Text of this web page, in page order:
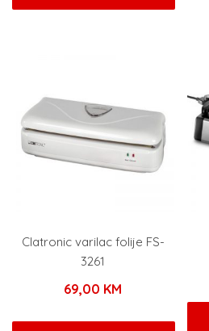
Clatronic varilac folije FS-
3261
69,00 KM